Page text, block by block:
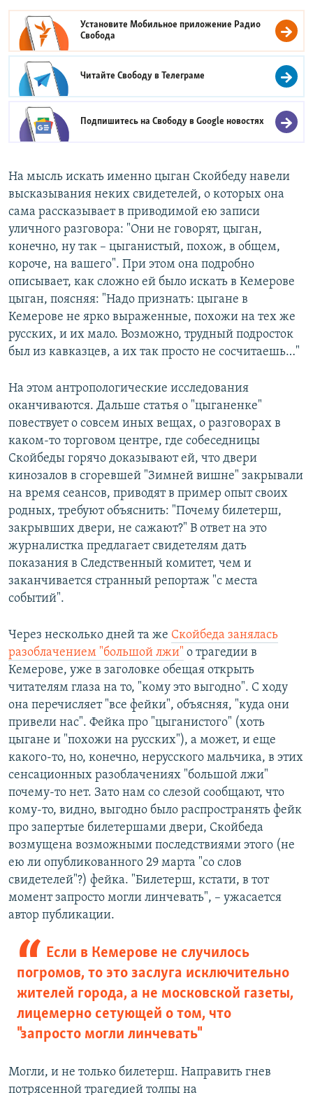
Установите Мобильное приложение Радио
Свобода
Читайте Свободу вТелеграме
Подпишитесь на Свободу вGoogle новостях
На мысль искать именно цыган Скойбеду навели
высказывания неких свидетелей, о которых она
сама рассказывает в приводимой ею записи
уличного разговора: "Они не говорят, цыган,
конечно, ну так – цыганистый, похож, в общем,
короче, на вашего". При этом она подробно
описывает, как сложно ей было искать в Кемерове
цыган, поясняя: "Надо признать: цыгане в
Кемерове не ярко выраженные, похожи на тех же
русских, и их мало. Возможно, трудный подросток
был из кавказцев, а их так просто не сосчитаешь…"
На этом антропологические исследования
оканчиваются. Дальше статья о "цыганенке"
повествует о совсем иных вещах, о разговорах в
каком-то торговом центре, где собеседницы
Скойбеды горячо доказывают ей, что двери
кинозалов в сгоревшей "Зимней вишне" закрывали
на время сеансов, приводят в пример опыт своих
родных, требуют объяснить: "Почему билетерш,
закрывших двери, не сажают?" В ответ на это
журналистка предлагает свидетелям дать
показания в Следственный комитет, чем и
заканчивается странный репортаж "с места
событий".
Через несколько дней та же Скойбеда занялась
разоблачением "большой лжи" о трагедии в
Кемерове, уже в заголовке обещая открыть
читателям глаза на то, "кому это выгодно". С ходу
она перечисляет "все фейки", объясняя, "куда они
привели нас". Фейка про "цыганистого" (хоть
цыгане и "похожи на русских"), а может, и еще
какого-то, но, конечно, нерусского мальчика, в этих
сенсационных разоблачениях "большой лжи"
почему-то нет. Зато нам со слезой сообщают, что
кому-то, видно, выгодно было распространять фейк
про запертые билетершами двери, Скойбеда
возмущена возможными последствиями этого (не
ею ли опубликованного 29 марта "со слов
свидетелей"?) фейка. "Билетерш, кстати, в тот
момент запросто могли линчевать", – ужасается
автор публикации.
Если в Кемерове не случилось
погромов, то это заслуга исключительно
жителей города, а не московской газеты,
лицемерно сетующей о том, что
"запросто могли линчевать"
Могли, и не только билетерш. Направить гнев
потрясенной трагедией толпы на